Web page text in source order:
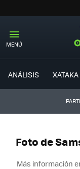
MENÚ
ANÁLISIS
Foto de
Más información